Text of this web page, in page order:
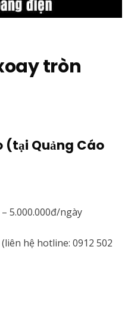
tròn
Quảng Cáo
5.000.000đ/ngày
hệ hotline: 0912 502